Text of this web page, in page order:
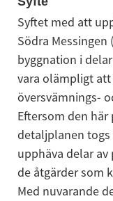
Syftet med att
Södra
byggnation i
vara olämpligt att
översvämnings-
Eftersom den
detaljplanen togs
upphäva delar
de åtgärder som
Med nuvarande